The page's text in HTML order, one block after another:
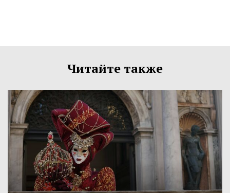
Читайте также